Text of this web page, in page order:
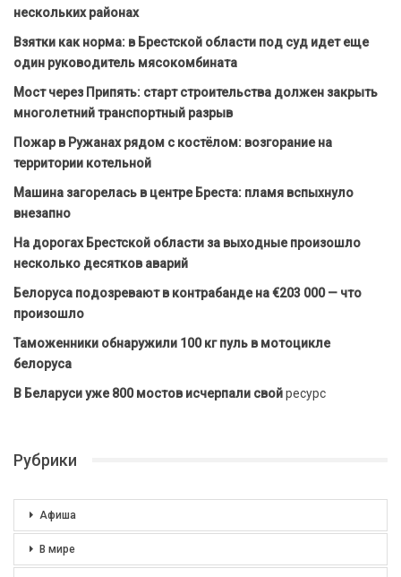
нескольких районах
Взятки как норма: в Брестской области под суд идет еще
один руководитель мясокомбината
Мост через Припять: старт строительства должен закрыть
многолетний транспортный разрыв
Пожар в Ружанах рядом с костёлом: возгорание на
территории котельной
Машина загорелась в центре Бреста: пламя вспыхнуло
внезапно
На дорогах Брестской области за выходные произошло
несколько десятков аварий
Белоруса подозревают в контрабанде на €203 000 — что
произошло
Таможенники обнаружили 100 кг пуль в мотоцикле
белоруса
В Беларуси уже 800 мостов исчерпали свойресурс
Рубрики
Афиша
В мире